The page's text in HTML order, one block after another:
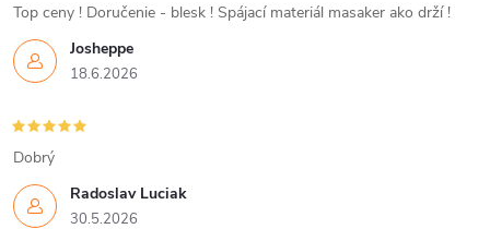
i
e
p
r
v
Josheppe
18.6.2026
Top ceny ! Doručenie - blesk ! Spájací materiál masaker ako drží !
Radoslav Luciak
30.5.2026
Dobrý